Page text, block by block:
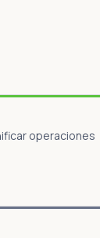
operaciones